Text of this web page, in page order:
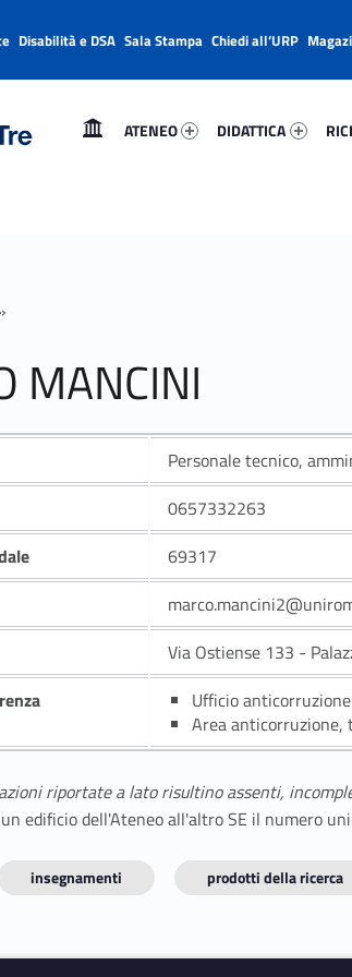
ATENEO
DIDATTICA
Disabilità e DSA Sala Stampa Chiedi all’URP
MANCINI
Personale tecnico,
0657332263
69317
Via Ostiense 133 -
Ufficio
Area anticorruzione,
riportate a lato risultino assenti,
edificio dell'Ateneo all'altro SE il numero
insegnamenti prodotti della ricerca